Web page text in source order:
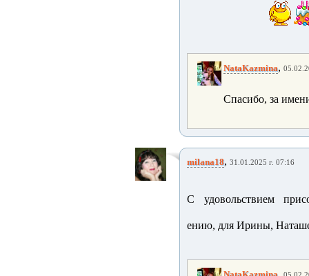
NataKazmina,
Спасибо, за
milana18, 31.01.2025 г. 07:16
С удовольствием
ению, для Ирины,